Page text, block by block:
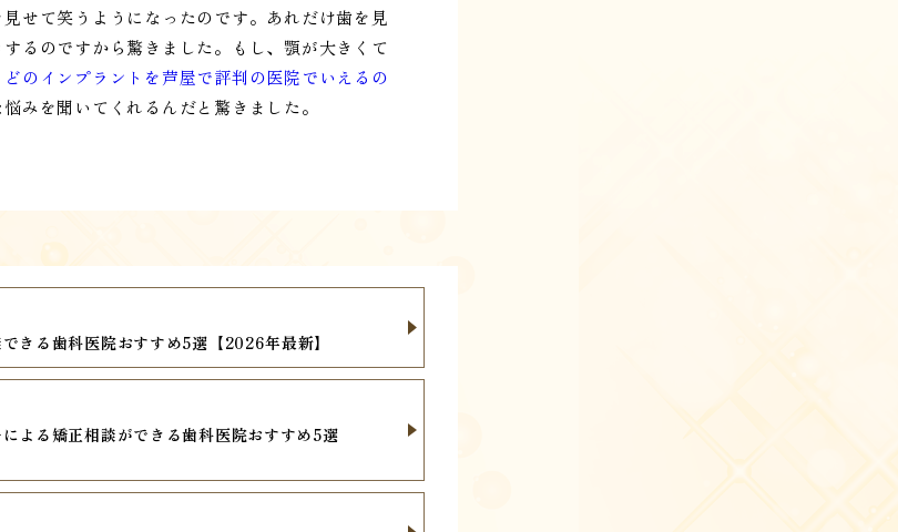
せて笑うようになったのです。あれだけ歯を見
るのですから驚きました。もし、顎が大きくて
どのインプラントを芦屋で評判の医院でいえるの
みを聞いてくれるんだと驚きました。
きる歯科医院おすすめ5選【2026年最新】
よる矯正相談ができる歯科医院おすすめ5選